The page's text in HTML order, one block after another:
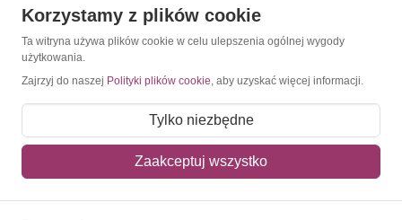
Konto
Moje konto
Mój koszyk
Adres dostawy
Korzystamy z plików cookie
Ta witryna używa plików cookie w celu ulepszenia ogólnej wygody
użytkowania.
Zajrzyj do naszej Polityki plików cookie, aby uzyskać więcej informacji.
Tylko niezbędne
Zaakceptuj wszystko